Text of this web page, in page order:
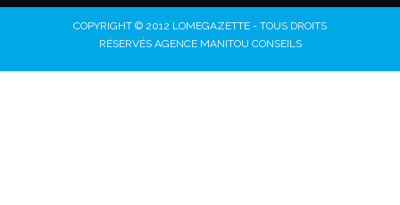
COPYRIGHT © 2012 LOMEGAZETTE - TOUS DROITS
RÉSERVÉS AGENCE MANITOU CONSEILS